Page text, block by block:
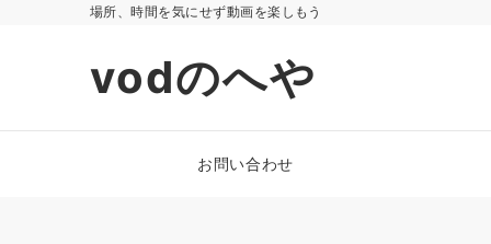
場所、時間を気にせず動画を楽しもう
vodのへや
お問い合わせ